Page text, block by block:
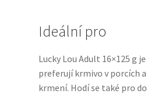
Ideální pro
Lucky Lou Adult 16×125 g
preferují krmivo v porcích
krmení. Hodí se také pro